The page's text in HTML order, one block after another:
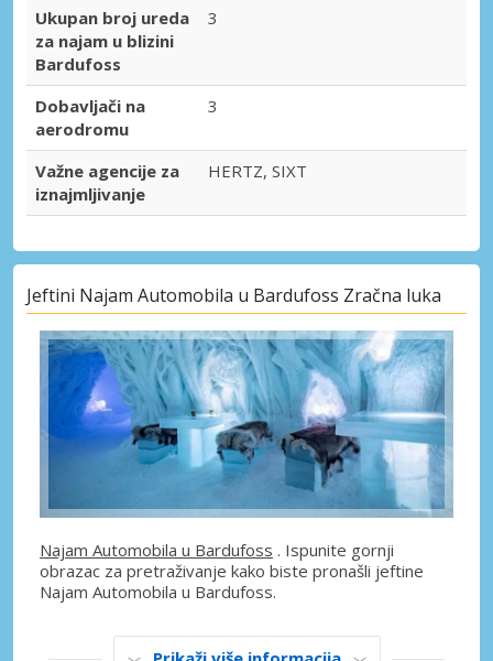
Ukupan broj ureda
za najam u blizini
Bardufoss
3
Dobavljači na
aerodromu
3
Važne agencije za
iznajmljivanje
HERTZ, SIXT
Jeftini Najam Automobila u Bardufoss Zračna luka
Najam Automobila u Bardufoss . Ispunite gornji
obrazac za pretraživanje kako biste pronašli jeftine
Najam Automobila u Bardufoss.